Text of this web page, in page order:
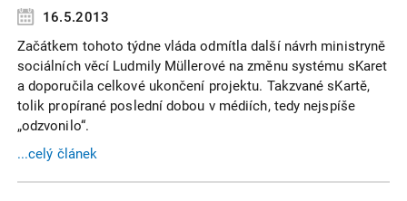
16.5.2013
Začátkem tohoto týdne vláda odmítla další návrh ministryně
sociálních věcí Ludmily Müllerové na změnu systému sKaret
a doporučila celkové ukončení projektu. Takzvané sKartě,
tolik propírané poslední dobou v médiích, tedy nejspíše
„odzvonilo“.
...celý článek